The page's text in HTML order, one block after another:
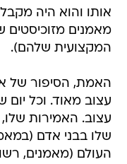
אותו והוא היה
מאמנים
המקצועית שלהם).
האמת, הסיפור של
עצוב מאוד. וכל
עצוב. האמירות
שלו בבני אדם
העולם (מאמנים,